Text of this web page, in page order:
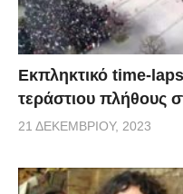
Εκπληκτικό time-
τεράστιου πλήθους
21 ΔΕΚΕΜΒΡΊΟΥ, 2023